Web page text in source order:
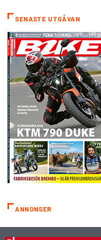
SENASTE UTGÅVAN
ANNONSER